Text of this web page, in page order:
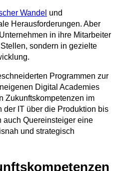
Wandel und
Herausforderungen. Aber
in ihre Mitarbeiter
sondern in gezielte
Programmen zur
Digital Academies
Zukunftskompetenzen im
der IT über die Produktion bis
auch Quereinsteiger eine
und strategisch